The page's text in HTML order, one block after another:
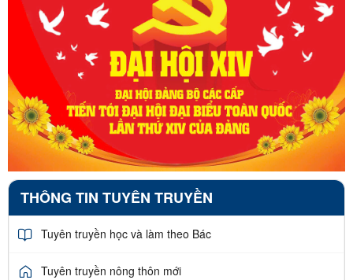
THÔNG TIN TUYÊN TRUYỀN
Tuyên truyền học và làm theo Bác
Tuyên truyền nông thôn mới